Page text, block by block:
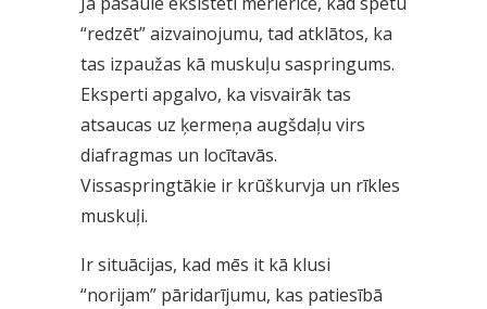
“redzēt” aizvainojumu, tad atklātos, ka
tas izpaužas kā muskuļu saspringums.
Eksperti apgalvo, ka visvairāk tas
atsaucas uz ķermeņa augšdaļu virs
diafragmas un locītavās.
Vissaspringtākie ir krūškurvja un rīkles
muskuļi.
Ir situācijas, kad mēs it kā klusi
“norijam” pāridarījumu, kas patiesībā